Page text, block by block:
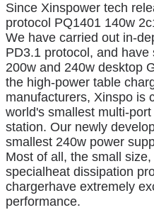
Since Xinspower tech
protocol PQ1401 140w
We have carried out in-
PD3.1 protocol, and
200w and 240w desktop
the high-power table
manufacturers, Xinspo is
world's smallest multi-
station. Our newly
smallest 240w power
Most of all, the small
specialheat dissipation
chargerhave extremely
performance.